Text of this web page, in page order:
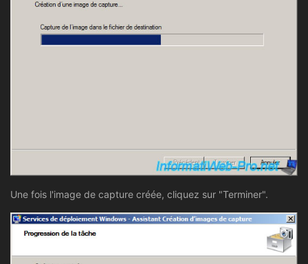
Une fois l'image de capture créée, cliquez sur "Terminer".